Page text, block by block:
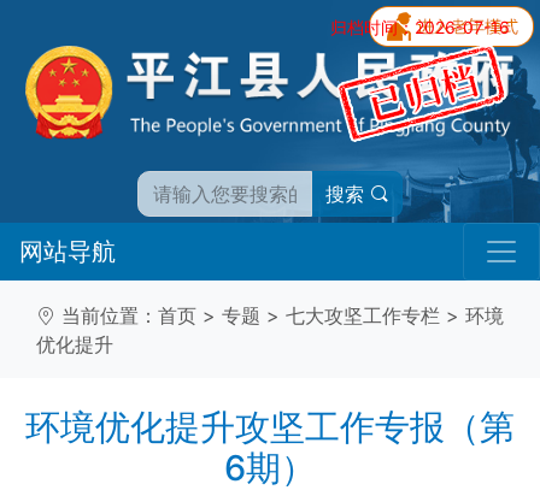
归档时间：2026-07-16
搜索
网站导航
当前位置： 首页 > 专题 > 七大攻坚工作专栏 > 环境
优化提升
环境优化提升攻坚工作专报（第
6期）